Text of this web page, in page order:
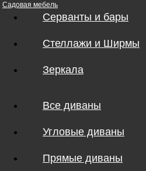
Садовая мебель
Серванты и бары
Стеллажи и Ширмы
Зеркала
Все диваны
Угловые диваны
Прямые диваны